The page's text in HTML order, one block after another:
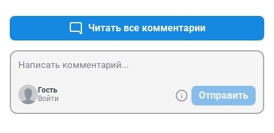
Читать все комментарии
Гость
Войти
Отправить